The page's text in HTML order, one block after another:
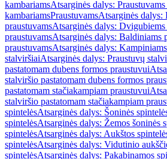
kambariamsAtsarginės dalys:
kambariamsPraustuvamsAtsarginės dalys:
praustuvamsAtsarginės dalys: Dvigubiems
praustuvamsAtsarginės dalys: Baldiniams
praustuvamsAtsarginės dalys:
stalviršiaiAtsarginės dalys: Praustuvų
pastatomam dubens formos praustuvui
stalviršio pastatomam dubens formos
pastatomam stačiakampiam praustuvui
stalviršio pastatomam stačiakampiam
spintelėsAtsarginės dalys: Šoninės
spintelėsAtsarginės dalys: Žemos šoninės
spintelėsAtsarginės dalys: Aukštos
spintelėsAtsarginės dalys: Vidutinio
spintelėsAtsarginės dalys: Pakabinamos